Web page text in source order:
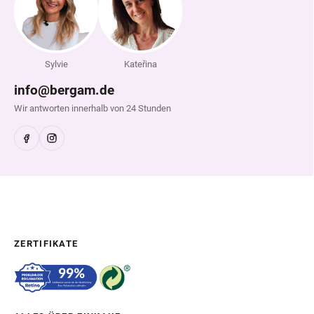
Sylvie Kateřina
info@bergam.de
Wir antworten innerhalb von 24 Stunden
ZERTIFIKATE